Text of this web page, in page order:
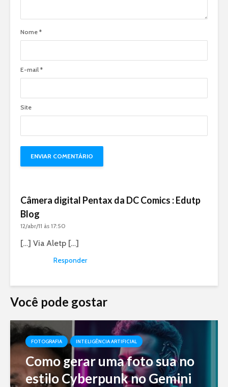
Nome *
E-mail *
Site
Câmera digital Pentax da DC Comics : Edutp
Blog
12/abr/11 às 17:50
[…] Via Aletp […]
Responder
Você pode gostar
FOTOGRAFIA INTELIGÊNCIA ARTIFICIAL
Como gerar uma foto sua no
estilo Cyberpunk no Gemini